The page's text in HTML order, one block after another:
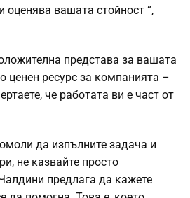
оценява вашата стойност “,
представа за вашата
ценен ресурс за компанията –
че работата ви е част от
да изпълните задача и
не казвайте просто
предлага да кажете